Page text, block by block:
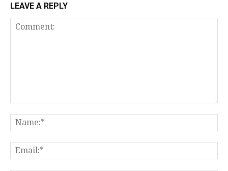
LEAVE A REPLY